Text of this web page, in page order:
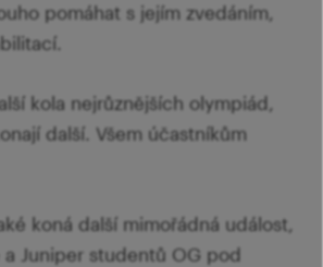
pomáhat s jejím zvedáním,
kola nejrůznějších olympiád,
další. Všem účastníkům
koná další mimořádná událost,
a Juniper studentů OG pod